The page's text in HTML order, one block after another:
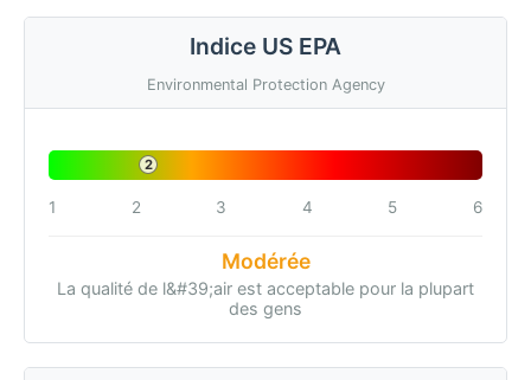
Indice US EPA
Environmental Protection Agency
2
1 2 3 4 5 6
Modérée
La qualité de l&#39;air est acceptable pour la plupart
des gens